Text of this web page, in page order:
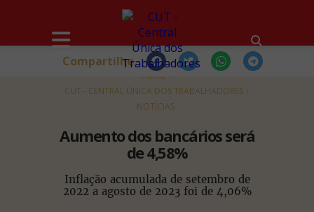
HOME
CUT - CENTRAL ÚNICA DOS TRABALHADORES
NOTÍCIAS
Aumento dos bancários será
de 4,58%
Inflação acumulada de setembro de
2022 a agosto de 2023 foi de 4,06%
Compartilhe